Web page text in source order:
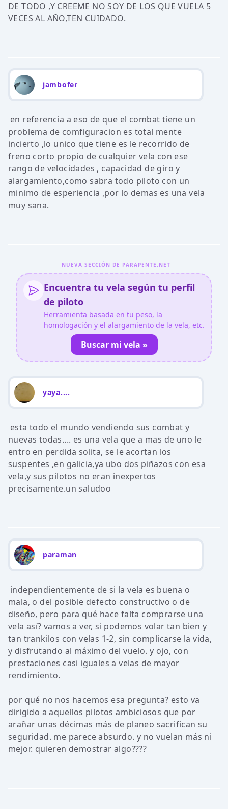
DE TODO ,Y CREEME NO SOY DE LOS QUE VUELA 5
VECES AL AÑO,TEN CUIDADO.
jambofer
en referencia a eso de que el combat tiene un
problema de comfiguracion es total mente
incierto ,lo unico que tiene es le recorrido de
freno corto propio de cualquier vela con ese
rango de velocidades , capacidad de giro y
alargamiento,como sabra todo piloto con un
minimo de esperiencia ,por lo demas es una vela
muy sana.
NUEVA SECCIÓN DE PARAPENTE.NET
Encuentra tu vela según tu perfil
de piloto
Herramienta basada en tu peso, la
homologación y el alargamiento de la vela, etc.
Buscar mi vela »
yaya....
esta todo el mundo vendiendo sus combat y
nuevas todas.... es una vela que a mas de uno le
entro en perdida solita, se le acortan los
suspentes ,en galicia,ya ubo dos piñazos con esa
vela,y sus pilotos no eran inexpertos
precisamente.un saludoo
paraman
independientemente de si la vela es buena o
mala, o del posible defecto constructivo o de
diseño, pero para qué hace falta comprarse una
vela así? vamos a ver, si podemos volar tan bien y
tan trankilos con velas 1-2, sin complicarse la vida,
y disfrutando al máximo del vuelo. y ojo, con
prestaciones casi iguales a velas de mayor
rendimiento.
por qué no nos hacemos esa pregunta? esto va
dirigido a aquellos pilotos ambiciosos que por
arañar unas décimas más de planeo sacrifican su
seguridad. me parece absurdo. y no vuelan más ni
mejor. quieren demostrar algo????